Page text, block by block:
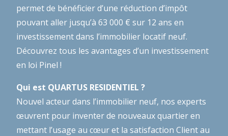
permet de bénéficier d’une réduction d’impôt
pouvant aller jusqu’à 63 000 € sur 12 ans en
investissement dans l’immobilier locatif neuf.
Découvrez tous les avantages d’un investissement
en loi Pinel !
Qui est QUARTUS RESIDENTIEL ?
Nouvel acteur dans l’immobilier neuf, nos experts
œuvrent pour inventer de nouveaux quartier en
mettant l’usage au cœur et la satisfaction Client au